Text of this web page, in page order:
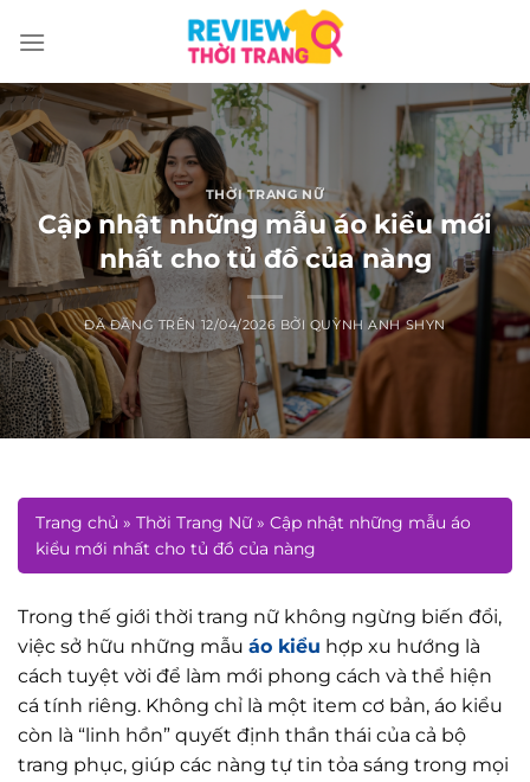
đến
dung
THỜI TRANG NỮ
Cập nhật những mẫu áo kiểu mới
nhất cho tủ đồ của nàng
ĐÃ ĐĂNG TRÊN 12/04/2026 BỞI QUỲNH ANH SHYN
Trang chủ » Thời Trang Nữ» Cập nhật những mẫu áo
kiểu mới nhất cho tủ đồ của nàng
Trong thế giới thời trang nữ không ngừng biến đổi,
việc sở hữu những mẫu áo kiểu hợp xu hướng là
cách tuyệt vời để làm mới phong cách và thể hiện
cá tính riêng. Không chỉ là một item cơ bản, áo kiểu
còn là “linh hồn” quyết định thần thái của cả bộ
trang phục, giúp các nàng tự tin tỏa sáng trong mọi